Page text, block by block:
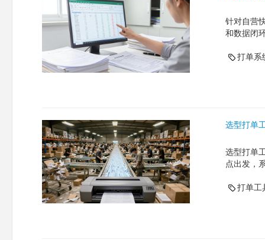
针对自营
和数据闭
打单系
选型打单
选型打单
点出发，
打单工